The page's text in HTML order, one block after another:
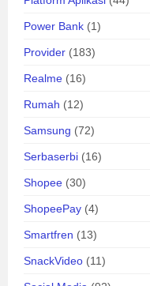
Power Bank (1)
Provider (183)
Realme (16)
Rumah (12)
Samsung (72)
Serbaserbi (16)
Shopee (30)
ShopeePay (4)
Smartfren (13)
SnackVideo (11)